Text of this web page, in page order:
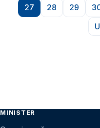
Pagina
27
Pagina
28
Pagina
29
MINISTER